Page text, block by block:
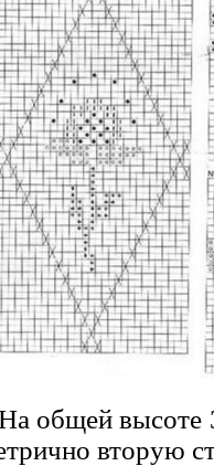
общей высоте
вторую